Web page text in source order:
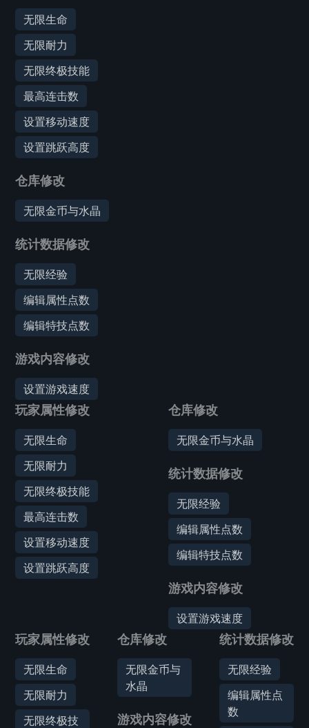
无限生命
无限耐力
无限终极技能
最高连击数
设置移动速度
设置跳跃高度
仓库修改
无限金币与水晶
统计数据修改
无限经验
编辑属性点数
编辑特技点数
游戏内容修改
设置游戏速度
玩家属性修改
无限生命
无限耐力
无限终极技能
最高连击数
设置移动速度
设置跳跃高度
仓库修改
无限金币与水晶
统计数据修改
无限经验
编辑属性点数
编辑特技点数
游戏内容修改
设置游戏速度
玩家属性修改
无限生命
无限耐力
无限终极技
仓库修改
无限金币与
水晶
游戏内容修改
统计数据修改
无限经验
编辑属性点
数